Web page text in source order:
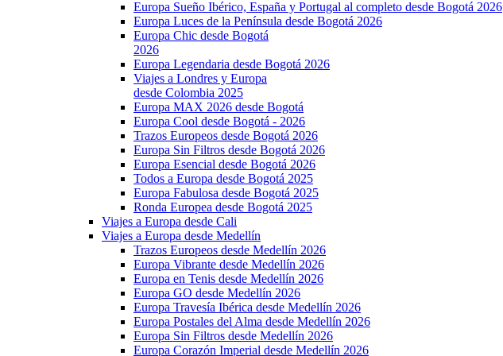
Europa Sueño Ibérico, España y Portugal al completo desde Bogotá 2026
Europa Luces de la Península desde Bogotá 2026
Europa Chic desde Bogotá
2026
Europa Legendaria desde Bogotá 2026
Viajes a Londres y Europa
desde Colombia 2025
Europa MAX 2026 desde Bogotá
Europa Cool desde Bogotá - 2026
Trazos Europeos desde Bogotá 2026
Europa Sin Filtros desde Bogotá 2026
Europa Esencial desde Bogotá 2026
Todos a Europa desde Bogotá 2025
Europa Fabulosa desde Bogotá 2025
Ronda Europea desde Bogotá 2025
Viajes a Europa desde Cali
Viajes a Europa desde Medellín
Trazos Europeos desde Medellín 2026
Europa Vibrante desde Medellín 2026
Europa en Tenis desde Medellín 2026
Europa GO desde Medellín 2026
Europa Travesía Ibérica desde Medellín 2026
Europa Postales del Alma desde Medellín 2026
Europa Sin Filtros desde Medellín 2026
Europa Corazón Imperial desde Medellín 2026